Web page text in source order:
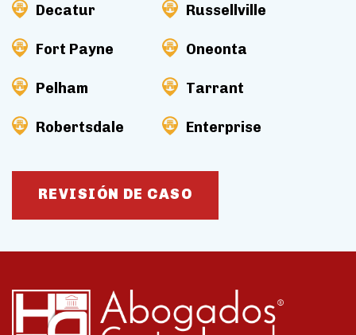
Decatur Russellville
Fort Payne Oneonta
Pelham Tarrant
Robertsdale Enterprise
REVISIÓN DE CASO